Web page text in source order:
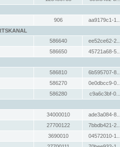
906 aa9179c1-1...
586640 ee52ce62-2...
586650 45721a68-5...
586810 6b595707-8...
586270 0e0dbcc9-0...
586280 c9a6c3bf-0...
34000010 ade3a084-8...
27700122 7bbdb421-2...
3690010 04572010-1...